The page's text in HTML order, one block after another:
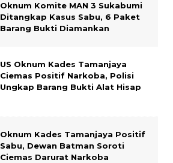
Oknum Komite MAN 3 Sukabumi
Ditangkap Kasus Sabu, 6 Paket
Barang Bukti Diamankan
US Oknum Kades Tamanjaya
Ciemas Positif Narkoba, Polisi
Ungkap Barang Bukti Alat Hisap
Oknum Kades Tamanjaya Positif
Sabu, Dewan Batman Soroti
Ciemas Darurat Narkoba